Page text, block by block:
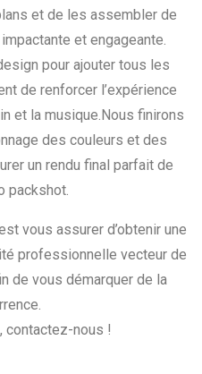
et de les assembler de
et engageante.
pour ajouter tous les
de renforcer l’expérience
et la musique.Nous finirons
des couleurs et des
un rendu final parfait de
packshot.
vous assurer d’obtenir une
professionnelle vecteur de
de vous démarquer de la
contactez-nous !